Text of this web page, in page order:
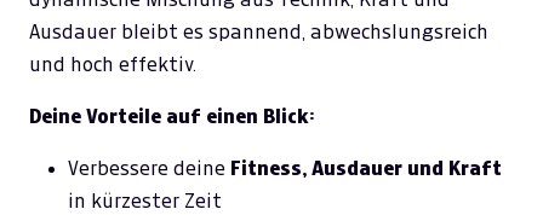
Ausdauer bleibt es spannend, abwechslungsreich
und hoch effektiv.
Deine Vorteile auf einen Blick:
Verbessere deine Fitness, Ausdauer und Kraft
in kürzester Zeit